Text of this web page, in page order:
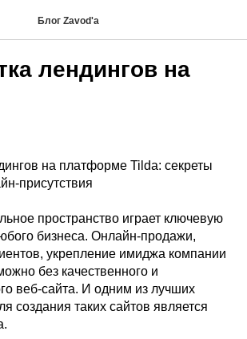
Блог Zavod'a
лендингов на
на платформе Tilda: секреты
присутствия
пространство играет ключевую
бизнеса. Онлайн-продажи,
укрепление имиджа компании
без качественного и
веб-сайта. И одним из лучших
создания таких сайтов является